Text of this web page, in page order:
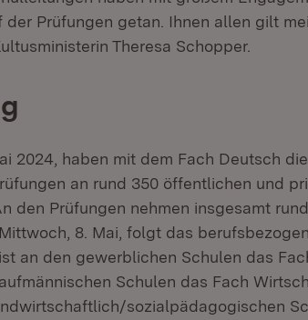
Prüfungen getan. Ihnen allen gilt
Theresa Schopper.
2024, haben mit dem Fach Deutsch
an rund 350 öffentlichen und
den Prüfungen nehmen insgesamt
8. Mai, folgt das
an den gewerblichen Schulen das
Schulen das Fach
sozialpädagogischen